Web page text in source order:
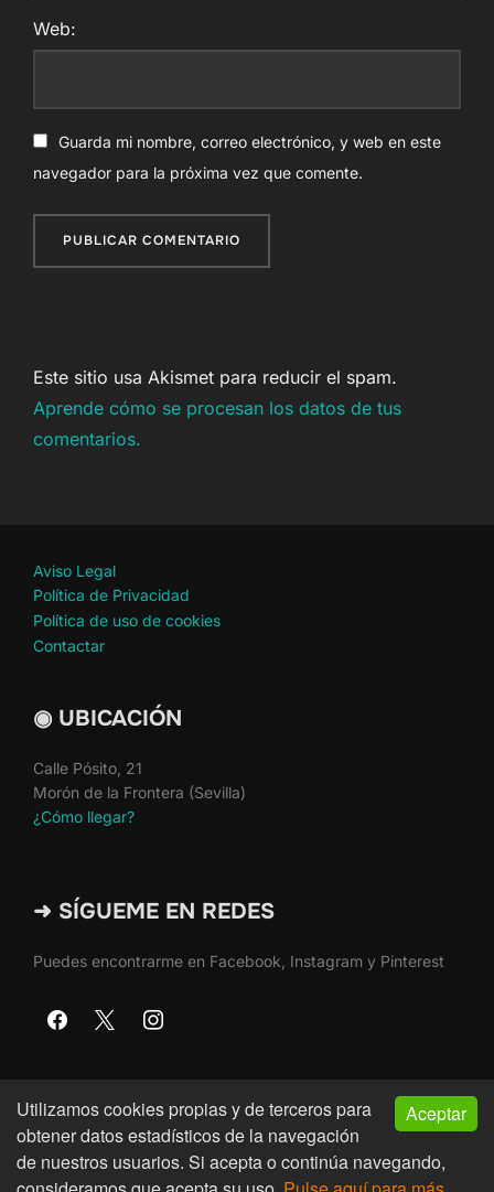
Aceptar
Utilizamos cookies propias y de terceros para
obtener datos estadísticos de la navegación
de nuestros usuarios. Si acepta o continúa navegando,
Web:
Guarda mi nombre, correo electrónico, y web en este
navegador para la próxima vez que comente.
Este sitio usa Akismet para reducir el spam.
Aprende cómo se procesan los datos de tus
comentarios.
Aviso Legal
Política de Privacidad
Política de uso de cookies
Contactar
◉ UBICACIÓN
Calle Pósito, 21
Morón de la Frontera (Sevilla)
¿Cómo llegar?
➜ SÍGUEME EN REDES
Puedes encontrarme en Facebook, Instagram y Pinterest
Copyright © 2026 · Martín Nieto · Morón de la Frontera
(Sevilla)